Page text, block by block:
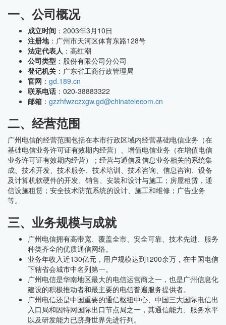
一、公司概况
成立时间 ：2003年3月10日
注册地：广州市天河区体育东路128号
法定代表人 ：高红潮
公司类型 ：股份有限公司分公司
登记机关 ：广东省工商行政管理局
官网 ： gd.189.cn
联系电话 ：020-38883322
邮箱 ： gzzhfwzczxgw.gd@chinatelecom.cn
二、经营范围
广州电信的经营范围包括在本市行政区域内经营基础电信业务（在
基础电信业务许可证有效期内经营）、增值电信业务（在增值电信
业务许可证有效期内经营）；经营与通信及信息业务相关的系统集
成、技术开发、技术服务、技术培训、技术咨询、信息咨询、设备
及计算机软硬件的开发、销售、安装和设计与施工；房屋租赁，通
信设施租赁；安全技术防范系统的设计、施工和维修；广告业务
等。
三、业务规模与成就
广州电信拥有高带宽、覆盖全市、安全可靠、技术先进、服务
种类齐全的优质通信网络。
业务年收入近130亿元，用户规模达到1200余万，在中国电信
下辖省会城市中名列第一。
广州电信是华南地区最大的电信运营商之一，也是广州信息化
建设的积极推动者和最主要的电信普遍服务提供者。
广州电信还是中国重要的通信枢纽中心、中国三大国际电信出
入口局和因特网国际出口节点局之一，其通信能力、服务水平
以及研发能力已跻身世界先进行列。